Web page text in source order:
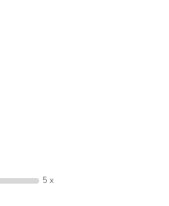
5 x